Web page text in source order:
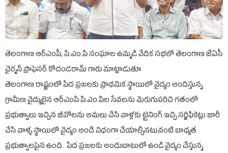
తెలంగాణ ఆర్ఎంపీ, పి.ఎం.పి సంఘాల ఉమ్మడి వేదిక సభలో తెలంగాణ జేఏసీ
చైర్మన్ ప్రొఫెసర్ కోదండరామ్ గారు మాట్లాడుతూ
తెలంగాణ రాష్ట్రంలో పేద ప్రజలకు ప్రాథమిక స్థాయిలో వైద్యం అందిస్తున్న
గ్రామీణ వైద్యులైన ఆర్ఎంపి పి.ఎం.పిల సేవలను మెరుగుపరిచి గతంలో
ప్రభుత్వాలు ఇచ్చిన జీవోలను అమలు చేసి వాళ్లకు ట్రైనింగ్ ఇచ్చి సర్టిఫికెట్లు జారీ
చేసి వాళ్ళ స్థాయిలో వైద్యం అందే విధంగా చేయాల్సినటువంటి బాధ్యత
ప్రభుత్వాలపైన ఉంది. పేద ప్రజలకు అందుబాటులో ఉండి వైద్యం చేస్తున్న